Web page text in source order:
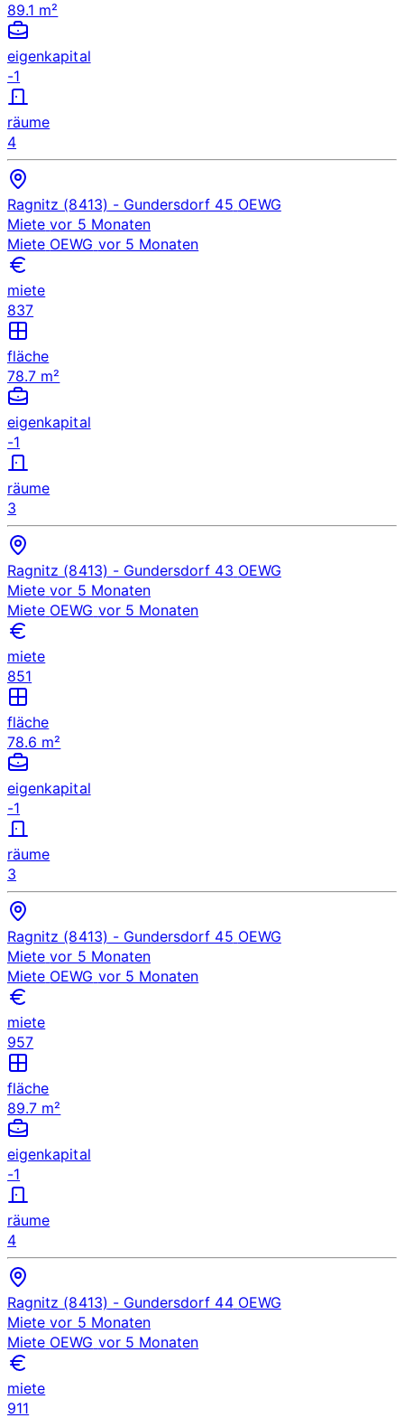
89.1 m²
eigenkapital
-1
räume
4
Ragnitz (8413) - Gundersdorf 45 OEWG
Miete vor 5 Monaten
Miete OEWG vor 5 Monaten
miete
837
fläche
78.7 m²
eigenkapital
-1
räume
3
Ragnitz (8413) - Gundersdorf 43 OEWG
Miete vor 5 Monaten
Miete OEWG vor 5 Monaten
miete
851
fläche
78.6 m²
eigenkapital
-1
räume
3
Ragnitz (8413) - Gundersdorf 45 OEWG
Miete vor 5 Monaten
Miete OEWG vor 5 Monaten
miete
957
fläche
89.7 m²
eigenkapital
-1
räume
4
Ragnitz (8413) - Gundersdorf 44 OEWG
Miete vor 5 Monaten
Miete OEWG vor 5 Monaten
miete
911